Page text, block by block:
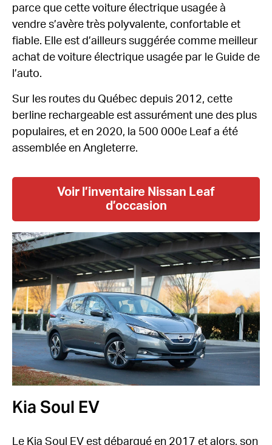
parce que cette voiture électrique usagée à
vendre s’avère très polyvalente, confortable et
fiable. Elle est d’ailleurs suggérée comme meilleur
achat de voiture électrique usagée par le Guide de
l’auto.
Sur les routes du Québec depuis 2012, cette
berline rechargeable est assurément une des plus
populaires, et en 2020, la 500 000e Leaf a été
assemblée en Angleterre.
Voir l’inventaire Nissan Leaf
d’occasion
Kia Soul EV
Le Kia Soul EV est débarqué en 2017 et alors, son